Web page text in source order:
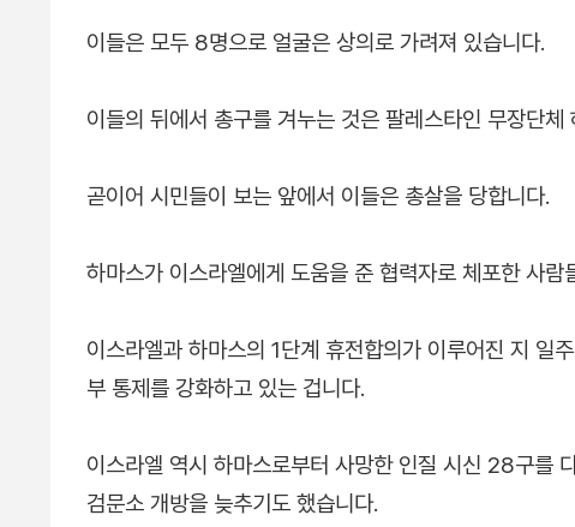
이들은 모두 8명으로 얼굴은 상의로 가려져 있습니다.
이들의 뒤에서 총구를 겨누는 것은 팔레스타인 무장단체
곧이어 시민들이 보는 앞에서 이들은 총살을 당합니다.
하마스가 이스라엘에게 도움을 준 협력자로 체포한 사람
이스라엘과 하마스의 1단계 휴전합의가 이루어진 지 일
부 통제를 강화하고 있는 겁니다.
이스라엘 역시 하마스로부터 사망한 인질 시신 28구를
검문소 개방을 늦추기도 했습니다.